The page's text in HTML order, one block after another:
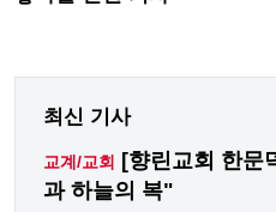
최신 기사
교계/교회
[향린교회 한문
과 하늘의 복"